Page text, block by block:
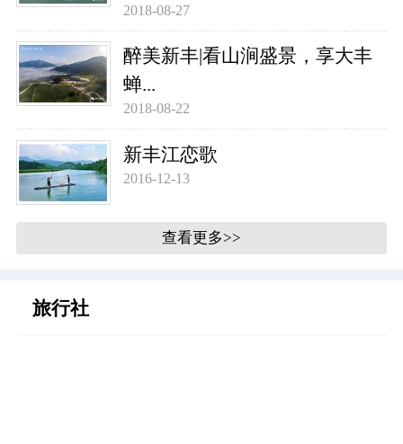
2018-08-27
醉美新丰|看山涧盛景，享大丰
蝉...
2018-08-22
新丰江恋歌
2016-12-13
查看更多>>
旅行社